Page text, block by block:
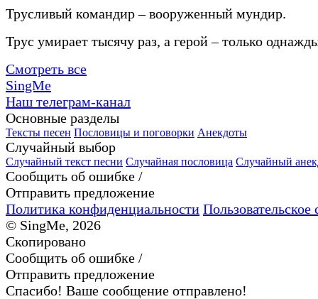
Трусливый командир – вооруженный мундир.
Трус умирает тысячу раз, а герой – только
Смотреть все
SingMe
Наш телеграм-канал
Основные разделы
Тексты песен Пословицы и поговорки Анекдоты
Случайный выбор
Случайный текст песни Случайная пословица Случайный
Сообщить об ошибке /
Отправить предложение
Политика конфиденциальности Пользовательское
© SingMe, 2026
Скопировано
Сообщить об ошибке /
Отправить предложение
Спасибо! Ваше сообщение отправлено!